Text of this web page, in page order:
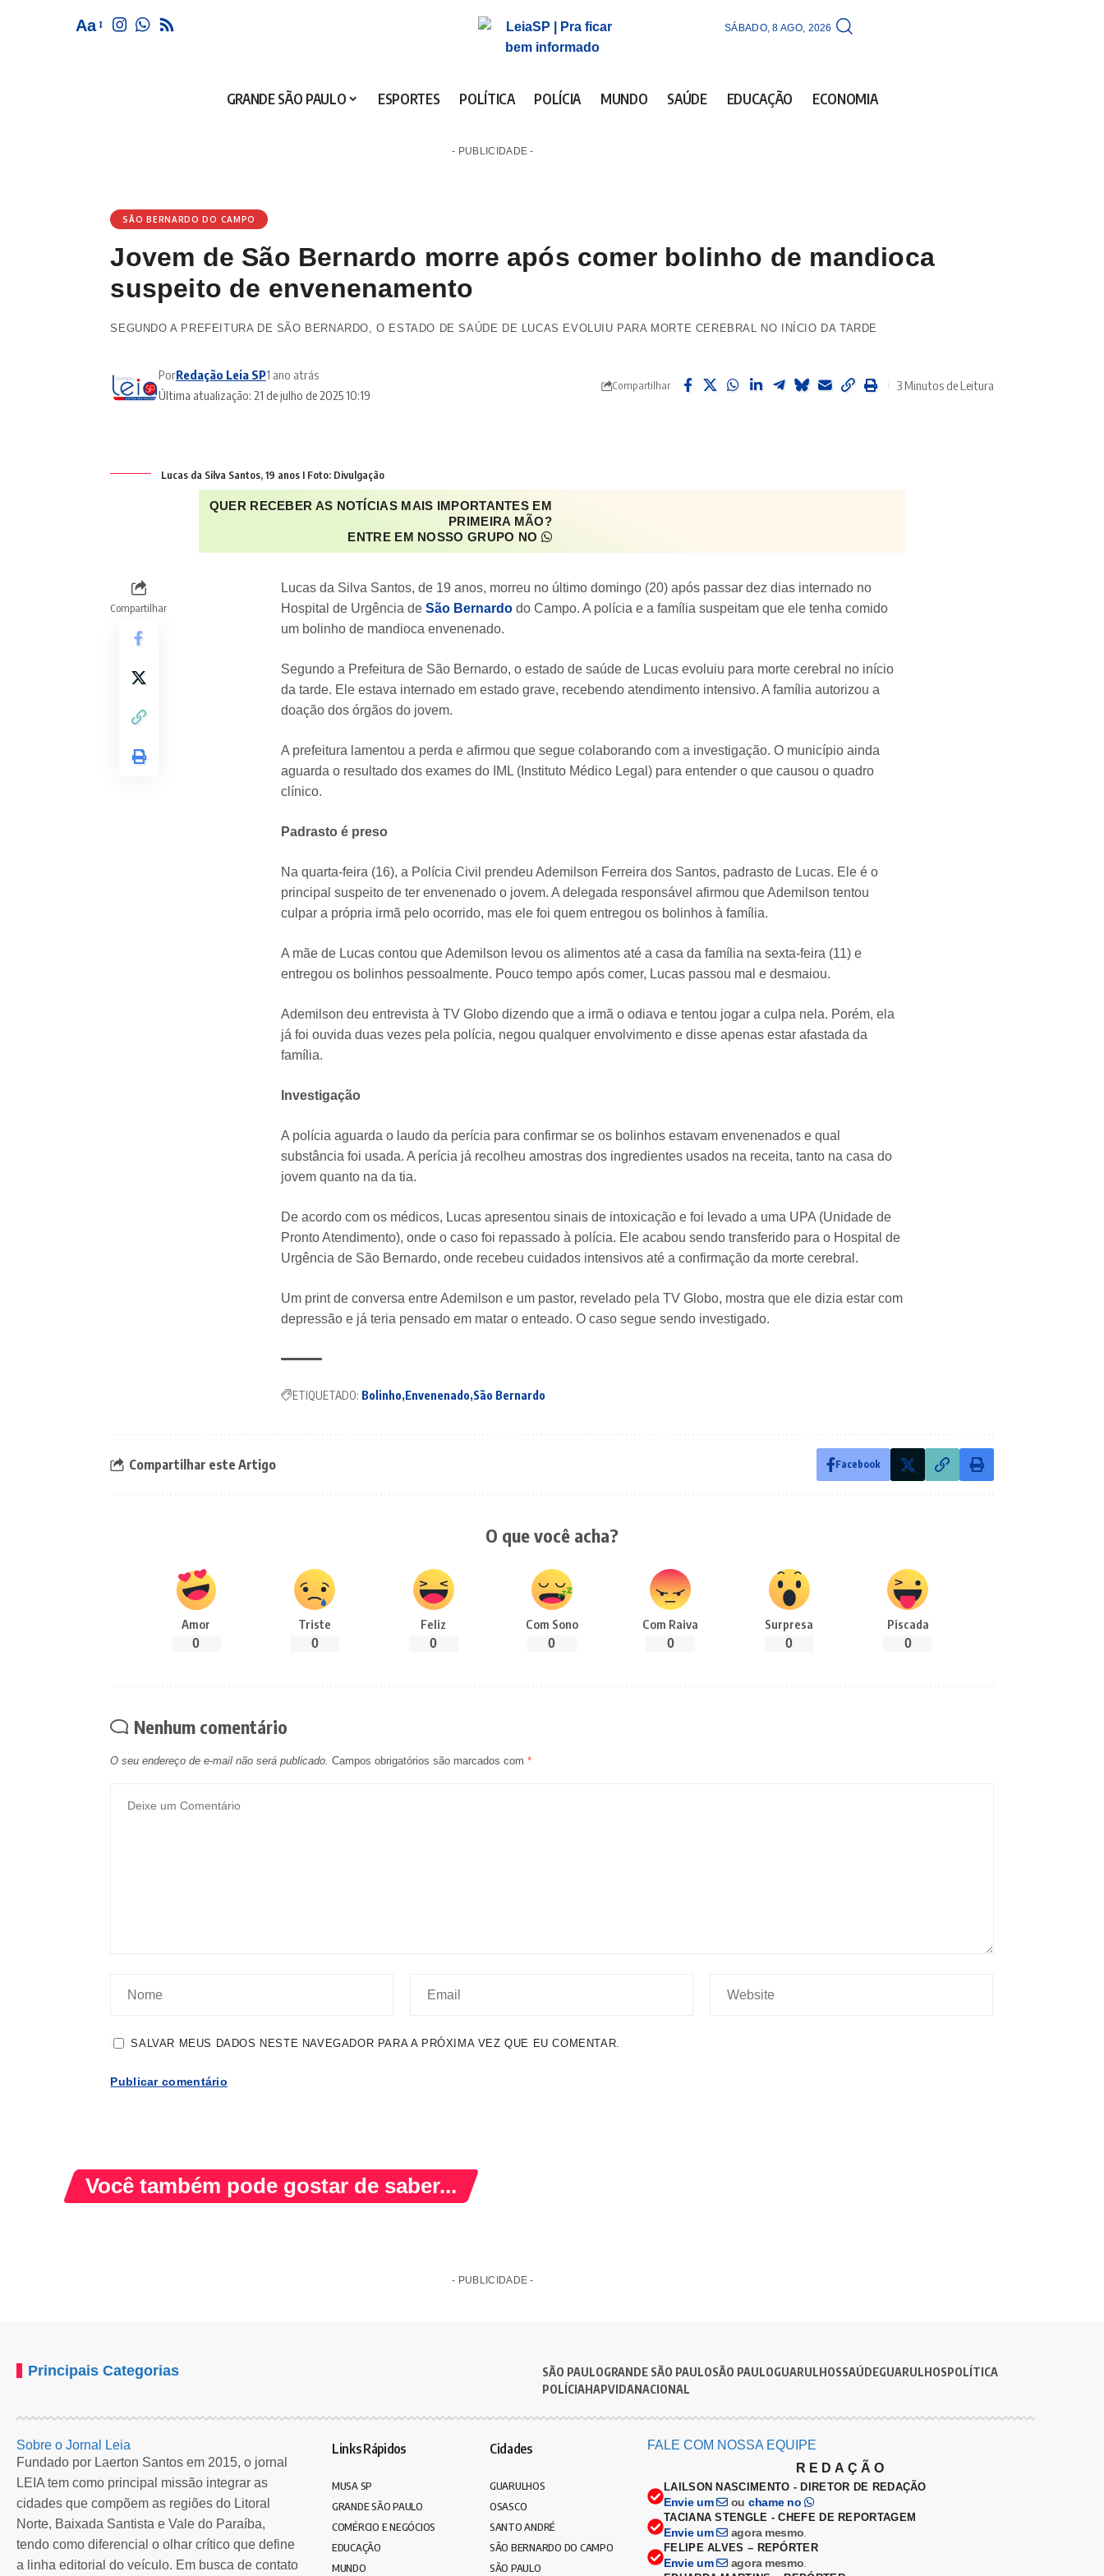
Aa SÁBADO, 8 AGO, 2026
GRANDE SÃO PAULO ESPORTES POLÍTICA POLÍCIA MUNDO SAÚDE EDUCAÇÃO ECONOMIA
- PUBLICIDADE -
SÃO BERNARDO DO CAMPO
Jovem de São Bernardo morre após comer bolinho de mandioca
suspeito de envenenamento
SEGUNDO A PREFEITURA DE SÃO BERNARDO, O ESTADO DE SAÚDE DE LUCAS EVOLUIU PARA MORTE CEREBRAL NO INÍCIO DA TARDE
Última atualização: 21 de julho de 2025 10:19
PorRedação Leia SP1 ano atrás
Compartilhar 3 Minutos de Leitura
Lucas da Silva Santos, 19 anos I Foto: Divulgação
QUER RECEBER AS NOTÍCIAS MAIS IMPORTANTES EM
PRIMEIRA MÃO?
ENTRE EM NOSSO GRUPO NO
Compartilhar
Lucas da Silva Santos, de 19 anos, morreu no último domingo (20) após passar dez dias internado no
Hospital de Urgência de São Bernardodo Campo. A polícia e a família suspeitam que ele tenha comido
um bolinho de mandioca envenenado.
Segundo a Prefeitura de São Bernardo, o estado de saúde de Lucas evoluiu para morte cerebral no início
da tarde. Ele estava internado em estado grave, recebendo atendimento intensivo. A família autorizou a
doação dos órgãos do jovem.
A prefeitura lamentou a perda e afirmou que segue colaborando com a investigação. O município ainda
aguarda o resultado dos exames do IML (Instituto Médico Legal) para entender o que causou o quadro
clínico.
Padrasto é preso
Na quarta-feira (16), a Polícia Civil prendeu Ademilson Ferreira dos Santos, padrasto de Lucas. Ele é o
principal suspeito de ter envenenado o jovem. A delegada responsável afirmou que Ademilson tentou
culpar a própria irmã pelo ocorrido, mas ele foi quem entregou os bolinhos à família.
A mãe de Lucas contou que Ademilson levou os alimentos até a casa da família na sexta-feira (11) e
entregou os bolinhos pessoalmente. Pouco tempo após comer, Lucas passou mal e desmaiou.
Ademilson deu entrevista à TV Globo dizendo que a irmã o odiava e tentou jogar a culpa nela. Porém, ela
já foi ouvida duas vezes pela polícia, negou qualquer envolvimento e disse apenas estar afastada da
família.
Investigação
A polícia aguarda o laudo da perícia para confirmar se os bolinhos estavam envenenados e qual
substância foi usada. A perícia já recolheu amostras dos ingredientes usados na receita, tanto na casa do
jovem quanto na da tia.
De acordo com os médicos, Lucas apresentou sinais de intoxicação e foi levado a uma UPA (Unidade de
Pronto Atendimento), onde o caso foi repassado à polícia. Ele acabou sendo transferido para o Hospital de
Urgência de São Bernardo, onde recebeu cuidados intensivos até a confirmação da morte cerebral.
Um print de conversa entre Ademilson e um pastor, revelado pela TV Globo, mostra que ele dizia estar com
depressão e já teria pensado em matar o enteado. O caso segue sendo investigado.
ETIQUETADO: Bolinho Envenenado São Bernardo
Compartilhar este Artigo Facebook
O que você acha?
Amor
0
Triste
0
Feliz
0
Com Sono
0
Com Raiva
0
Surpresa
0
Piscada
0
Nenhum comentário
O seu endereço de e-mail não será publicado. Campos obrigatórios são marcados com*
SALVAR MEUS DADOS NESTE NAVEGADOR PARA A PRÓXIMA VEZ QUE EU COMENTAR.
Você também pode gostar de saber...
- PUBLICIDADE -
Principais Categorias SÃO PAULOGRANDE SÃO PAULOSÃO PAULOGUARULHOSSAÚDEGUARULHOSPOLÍTICA
POLÍCIAHAPVIDANACIONAL
Sobre o Jornal Leia
Fundado por Laerton Santos em 2015, o jornal
LEIA tem como principal missão integrar as
cidades que compõem as regiões do Litoral
Norte, Baixada Santista e Vale do Paraíba,
tendo como diferencial o olhar crítico que define
a linha editorial do veículo. Em busca de contato
Links Rápidos
MUSA SP
GRANDE SÃO PAULO
COMÉRCIO E NEGÓCIOS
EDUCAÇÃO
MUNDO
Cidades
GUARULHOS
OSASCO
SANTO ANDRÉ
SÃO BERNARDO DO CAMPO
SÃO PAULO
FALE COM NOSSA EQUIPE
REDAÇÃO
LAILSON NASCIMENTO - DIRETOR DE REDAÇÃO
Envie um ou chame no
TACIANA STENGLE - CHEFE DE REPORTAGEM
Envie um agora mesmo
FELIPE ALVES – REPÓRTER
Envie um agora mesmo